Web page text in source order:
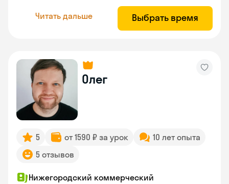
Читать дальше Выбрать время
Олег
5 от 1590 ₽ за урок
10 лет опыта
5 отзывов
Нижегородский коммерческий